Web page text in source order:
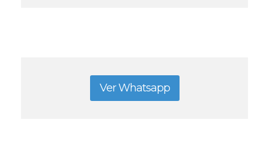
Ver Whatsapp